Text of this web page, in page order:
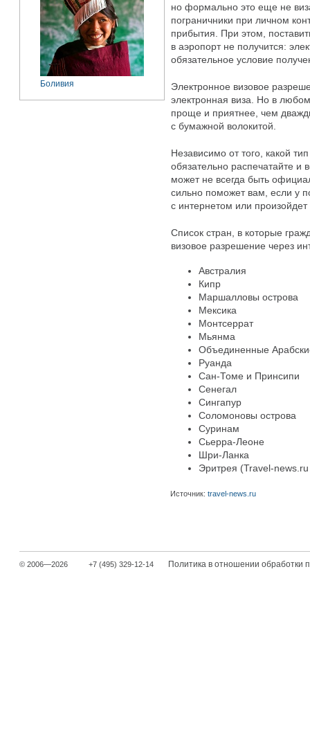
Боливия
но формально это еще не
пограничники при личном
прибытия. При этом,
в аэропорт не получится:
обязательное условие
Электронное визовое
электронная виза. Но в
проще и приятнее, чем
с бумажной волокитой.
Независимо от того, какой
обязательно распечатайте и
может не всегда быть
сильно поможет вам, если у
с интернетом или
Список стран, в которые
визовое разрешение через
Австралия
Кипр
Маршалловы острова
Мексика
Монтсеррат
Мьянма
Объединенные
Руанда
Сан-Томе и Принсипи
Сенегал
Сингапур
Соломоновы острова
Суринам
Сьерра-Леоне
Шри-Ланка
Эритрея (Travel-
Источник: travel-news.ru
© 2006—2026 +7 (495) 329-12-14 Политика в отношении обработки